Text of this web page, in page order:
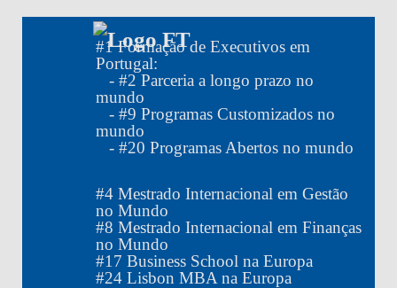
#1Formação de Executivos em
Portugal:
- #2 Parceria a longo prazo no
mundo
- #9 Programas Customizados no
mundo
- #20 Programas Abertos no mundo
#4Mestrado Internacional em Gestão
no Mundo
#8 Mestrado Internacional em Finanças
no Mundo
#17 Business School na Europa
#24Lisbon MBA na Europa